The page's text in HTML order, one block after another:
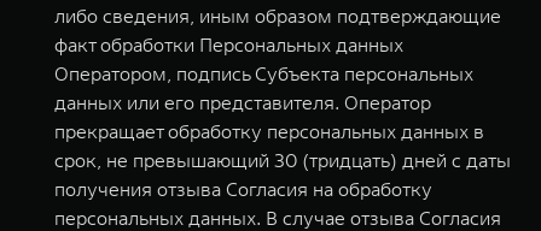
либо сведения, иным образом подтверждающие
факт обработки Персональных данных
Оператором, подпись Субъекта персональных
данных или его представителя. Оператор
прекращает обработку персональных данных в
срок, не превышающий 30 (тридцать) дней с даты
получения отзыва Согласия на обработку
персональных данных. В случае отзыва Согласия